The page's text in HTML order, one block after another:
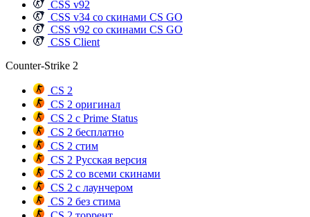
CSS v92
CSS v34 со скинами CS GO
CSS v92 со скинами CS GO
CSS Client
Counter-Strike 2
CS 2
CS 2 оригинал
CS 2 с Prime Status
CS 2 бесплатно
CS 2 стим
CS 2 Русская версия
CS 2 со всеми скинами
CS 2 с лаунчером
CS 2 без стима